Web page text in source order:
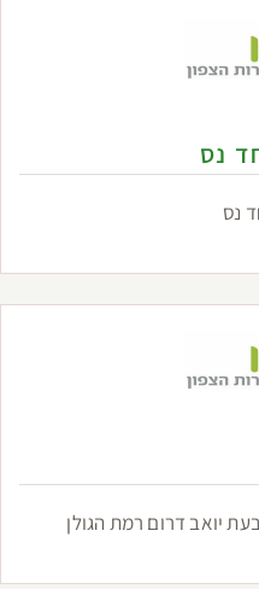
נס
נס
יואב דרום רמת הגולן